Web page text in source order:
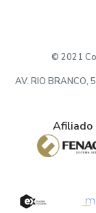
© 2021
AV. RIO BRANCO,
Afiliado